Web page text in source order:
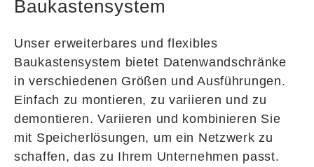
Baukastensystem
Unser erweiterbares und flexibles
Baukastensystem bietet Datenwandschränke
in verschiedenen Größen und Ausführungen.
Einfach zu montieren, zu variieren und zu
demontieren. Variieren und kombinieren Sie
mit Speicherlösungen, um ein Netzwerk zu
schaffen, das zu Ihrem Unternehmen passt.